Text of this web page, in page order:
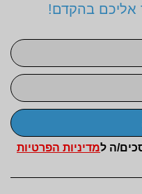
אליכם בהקדם!
ה למדיניות הפרטיות